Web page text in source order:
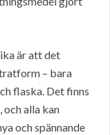
är att det
– bara
flaska. Det finns
och alla kan
och spännande